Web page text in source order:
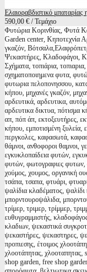
Ελαιοραβδιστικό
590,00 € / Τεμάχιο
Φυτώρια Κορινθίας, Φυτά
Garden center, Κηποτεχνία
γκαζόν,
Ψεκαστήρες, Κλαδοφάγοι,
Σχήματα, τοπιάρια,
σχηματοποιημενα φυτα,
φυτωρια πελοπονησσου,
κήπου, μηχανές γκαζόν,
αρδευτικά, αρδευτικα,
αρδευτικα δικτυα, πότισμα
απ, πόπ άπ, εκτοξευτήρες,
κήπου, εμποτισμένη ξυλεία,
περγκολες, καφασωτά,
θάμνοι, ανθοφοροι θαμνοι,
εγκυκλοπαίδεια φυτών,
φυτών, φωτογραφιες
χούμος, χουμος, οργανική
τσάπα, τσαπα, φτυάρι,
ψαλίδια κλαδέματος,
μπορντουροψάλιδα,
τρίμερ, τριμερ, τρίμμερ,
ευθυγραμμιστής,
κλαδιων, ψεκαστικά
ψεκαστήρες, ψεκαστηρες,
προπιεσης, έτοιμος
χλοοτάπητας,
shop garden, free shop